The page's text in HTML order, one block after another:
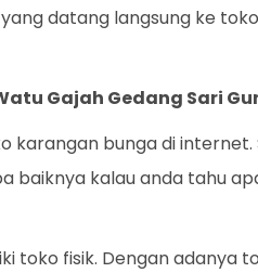
datang langsung ke
Gajah Gedang Sari
karangan bunga di
baiknya kalau anda tahu
toko fisik. Dengan adanya